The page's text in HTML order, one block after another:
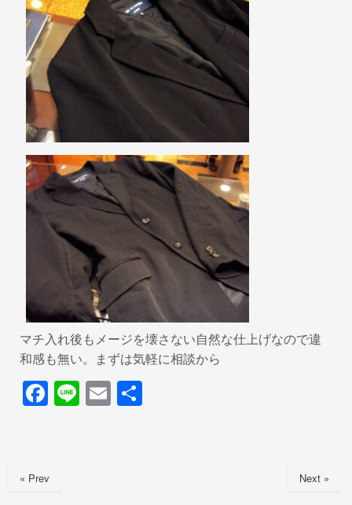
マチ入れ後もメージを壊さない自然な仕上げなので違
和感も無い。まずは気軽に相談から
F
e
Li E
« Prev Next »